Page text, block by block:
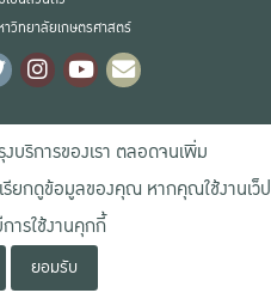
วิทยาลัยเกษตรศาสตร์
งบริการของเรา ตลอดจนเพิ่ม
ยกดูข้อมูลของคุณ หากคุณใช้งานเว็ป
ารใช้งานคุกกี้
ยอมรับ